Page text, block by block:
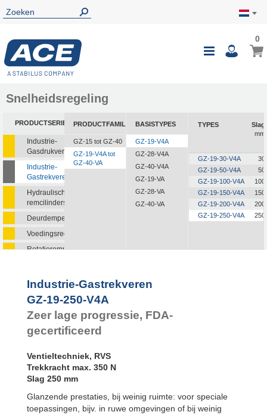
Toggle
00
Snelheidsregeling
PRODUCTSERIE
Industrie-
Gasdrukveren
Industrie-
Gastrekveren
Hydraulische
remcilinders
Deurdempers
Voedingsregelaars
Rotatieremmen
PRODUCTFAMILIE
GZ-15 tot GZ-40
GZ-19-V4A tot
GZ-40-VA
BASISTYPES
GZ-19-V4A
GZ-28-V4A
GZ-40-V4A
GZ-19-VA
GZ-28-VA
GZ-40-VA
TYPES
Slag
mm
GZ-19-30-V4A
30
GZ-19-50-V4A
50
GZ-19-100-V4A
100
GZ-19-150-V4A
150
GZ-19-200-V4A
200
GZ-19-250-V4A
250
Industrie-Gastrekveren
GZ-19-250-V4A
Zeer lage progressie, FDA-
gecertificeerd
Ventieltechniek, RVS
Trekkracht max. 350 N
Slag 250 mm
Glanzende prestaties, bij weinig ruimte: voor speciale
toepassingen, bijv. in ruwe omgevingen of bij weinig